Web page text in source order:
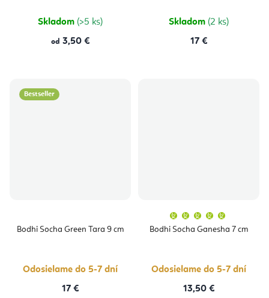
hviezdičiek.
Skladom (>5 ks)
od 3,50 €
Skladom (2 ks)
17 €
Bestseller
Bodhi Socha Green Tara 9 cm
Odosielame do 5-7 dní
17 €
Bodhi Socha Ganesha 7 cm
produktu
je
Odosielame do 5-7 dní
13,50 €